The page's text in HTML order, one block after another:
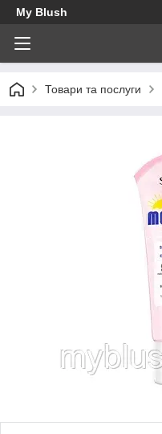
My Blush
Товари та послуги